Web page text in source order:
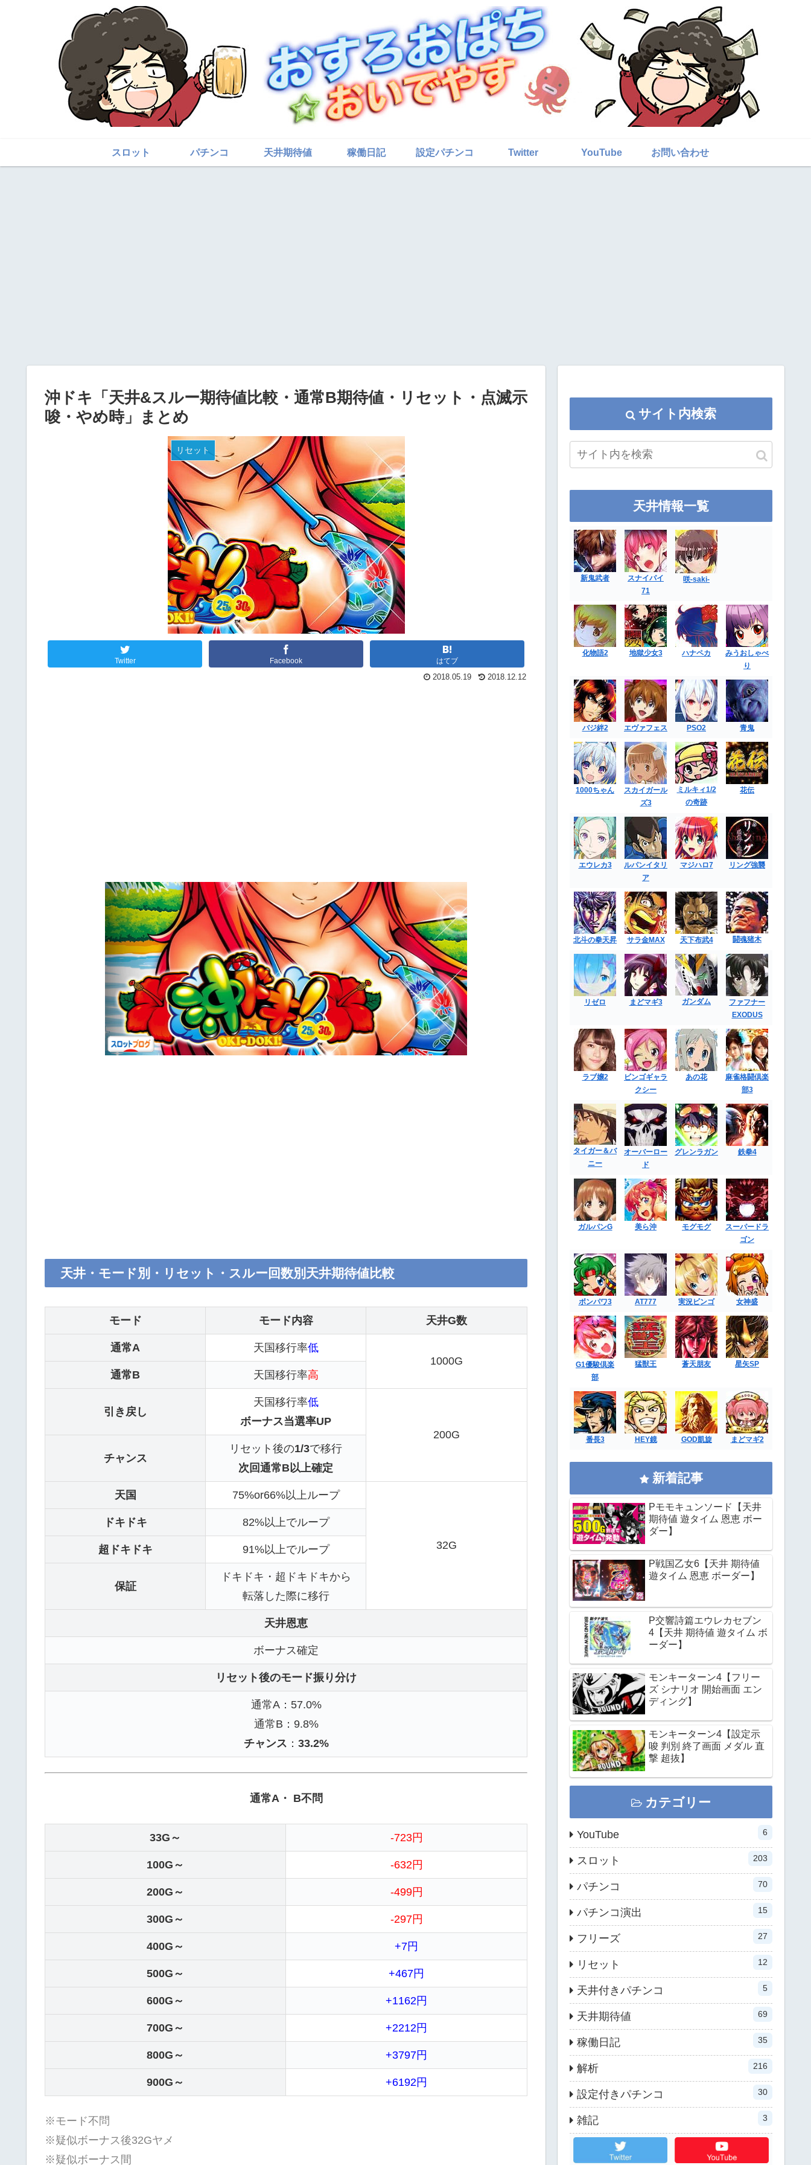
スロット パチンコ 天井期待値 稼働日記 設定パチンコ Twitter YouTube お問い合わせ
沖ドキ「天井&スルー期待値比較・通常B期待値・リセット・点滅示
唆・やめ時」まとめ
リセット
Twitter Facebook
はてブ
2018.12.12
2018.05.19
天井・モード別・リセット・スルー回数別天井期待値比較
モード モード内容 天井G数
通常A 天国移行率低
1000G
通常B
天国移行率高
引き戻し
天国移行率低
ボーナス当選率UP
200G
チャンス
リセット後の1/3で移行
次回通常B以上確定
天国 75%or66%以上ループ
32G
ドキドキ 82%以上でループ
超ドキドキ 91%以上でループ
保証
ドキドキ・超ドキドキから
転落した際に移行
天井恩恵
ボーナス確定
リセット後のモード振り分け
通常A：57.0%
通常B：9.8%
チャンス ： 33.2%
通常A・ B不問
33G～ -723円
100G～ -632円
200G～ -499円
300G～ -297円
400G～ +7円
500G～ +467円
600G～ +1162円
700G～ +2212円
800G～ +3797円
900G～ +6192円
※モード不問
※疑似ボーナス後32Gヤメ
※疑似ボーナス間
サイト内検索
天井情報一覧
新鬼武者
スナイパイ
71
咲-saki-
化物語2 地獄少女3 ハナペカ
みうおしゃべ
り
バジ絆2 エヴァフェス PSO2 青鬼
1000ちゃん
スカイガール
ズ3
ミルキィ1/2
の奇跡
花伝
エウレカ3
ルパンイタリ
ア
マジハロ7 リング強襲
北斗の拳天昇 サラ金MAX 天下布武4 闘魂猪木
リゼロ まどマギ3 ガンダム
ファフナー
EXODUS
ラブ嬢2
ビンゴギャラ
クシー
あの花
麻雀格闘倶楽
部3
タイガー＆バ
ニー
オーバーロー
ド
グレンラガン 鉄拳4
ガルパンG 美ら沖 モグモグ
スーパードラ
ゴン
ボンパワ3 AT777 実況ビンゴ 女神盛
G1優駿倶楽
部
猛獣王 蒼天朋友 星矢SP
番長3 HEY鏡 GOD凱旋 まどマギ2
新着記事
Pモモキュンソード【天井
期待値 遊タイム 恩恵 ボー
ダー】
P戦国乙女6【天井 期待値
遊タイム 恩恵 ボーダー】
P交響詩篇エウレカセブン
4【天井 期待値 遊タイム ボ
ーダー】
モンキーターン4【フリー
ズ シナリオ 開始画面 エン
ディング】
モンキーターン4【設定示
唆 判別 終了画面 メダル 直
撃 超抜】
カテゴリー
YouTube 6
スロット 203
パチンコ 70
パチンコ演出 15
フリーズ 27
リセット 12
天井付きパチンコ 5
天井期待値 69
稼働日記 35
解析 216
設定付きパチンコ 30
雑記 3